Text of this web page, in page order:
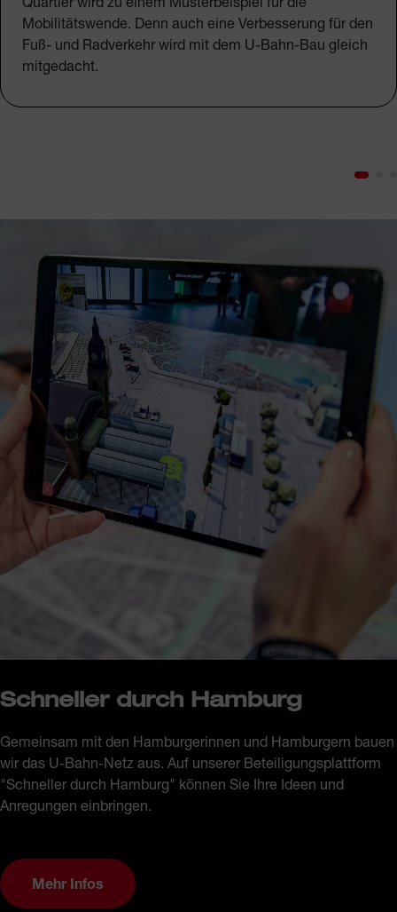
Mobilitätswende. Denn auch eine Verbesserung für den
Fuß- und Radverkehr wird mit dem U-Bahn-Bau gleich
mitgedacht.
Schneller durch Hamburg
Gemeinsam mit den Hamburgerinnen und Hamburgern bauen
wir das U-Bahn-Netz aus. Auf unserer Beteiligungsplattform
"Schneller durch Hamburg" können Sie Ihre Ideen und
Anregungen einbringen.
Mehr Infos